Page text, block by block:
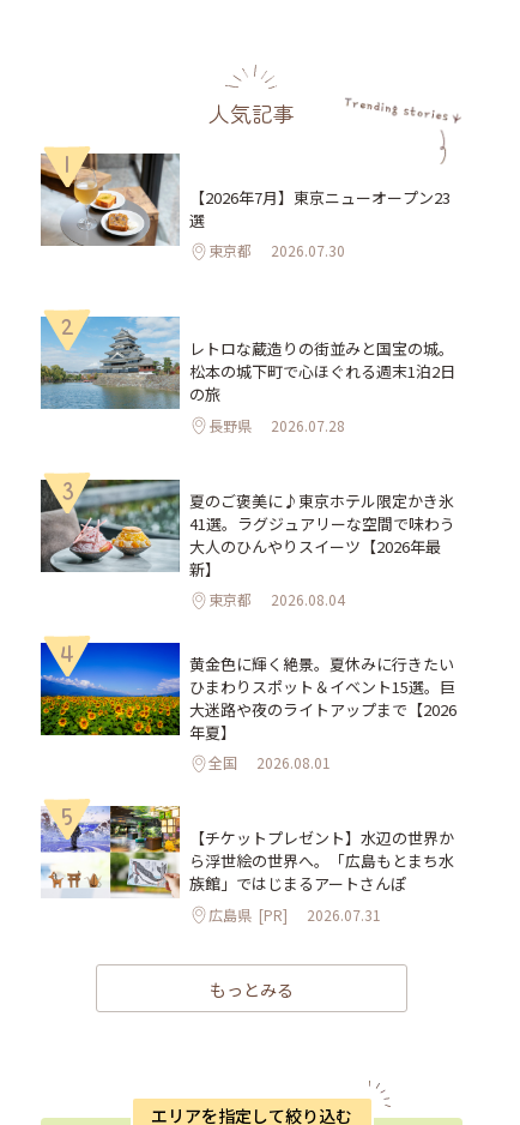
人気記事
1
【2026年7月】東京ニューオープン23
選
東京都 2026.07.30
2
レトロな蔵造りの街並みと国宝の城。
松本の城下町で心ほぐれる週末1泊2日
の旅
長野県 2026.07.28
3
夏のご褒美に♪東京ホテル限定かき氷
41選。ラグジュアリーな空間で味わう
大人のひんやりスイーツ【2026年最
新】
東京都 2026.08.04
4
黄金色に輝く絶景。夏休みに行きたい
ひまわりスポット＆イベント15選。巨
大迷路や夜のライトアップまで【2026
年夏】
全国 2026.08.01
5
【チケットプレゼント】水辺の世界か
ら浮世絵の世界へ。「広島もとまち水
族館」ではじまるアートさんぽ
広島県 [PR] 2026.07.31
もっとみる
エリアを指定して絞り込む